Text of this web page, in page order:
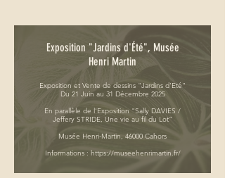
Exposition "Jardins d'Été", Musée
Henri Martin
Exposition et Vente de dessins "Jardins d'Eté"
Du 21 Juin au 31 Décembre 2025
En parallèle de l'Exposition "Sally DAVIES /
Jeffery STRIDE, Une vie au fil du Lot"
Musée Henri-Martin, 46000 Cahors
Informations : https://museehenrimartin.fr/